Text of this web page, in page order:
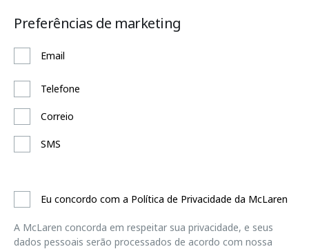
Preferências de marketing
Email
Telefone
Correio
SMS
Eu concordo com a Política de Privacidade da McLaren
A McLaren concorda em respeitar sua privacidade, e seus
dados pessoais serão processados de acordo com nossa